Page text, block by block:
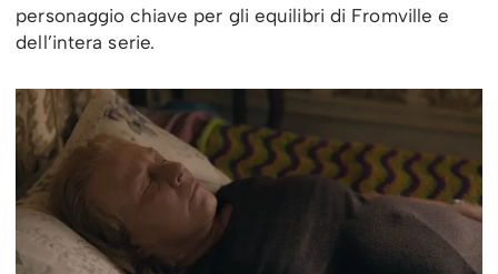
personaggio chiave per gli equilibri di Fromville e
dell’intera serie.